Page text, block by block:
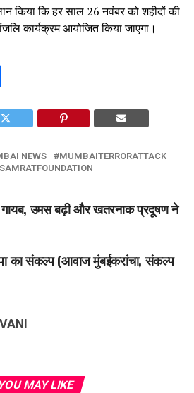
किया कि हर साल 26 नवंबर को शहीदों की
कार्यक्रम आयोजित किया जाएगा।
NEWS
MUMBAITERRORATTACK
उमस बढ़ी और खतरनाक प्रदूषण ने
का संकल्प (आवाज मुंबईकरांचा, संकल्प
YOU MAY LIKE